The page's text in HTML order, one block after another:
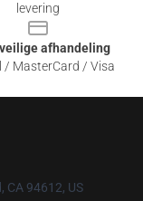
levering
veilige afhandeling
/ MasterCard / Visa
CA 94612, US